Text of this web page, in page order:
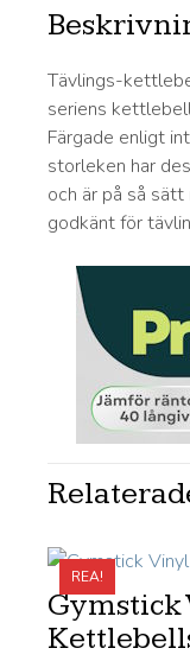
Tävlings-
seriens
Färgade enligt
storleken har
och är på så
godkänt för
REA!